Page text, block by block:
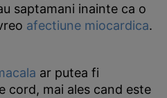
saptamani inainte ca o
afectiune miocardica.
ar putea fi
cord, mai ales cand este